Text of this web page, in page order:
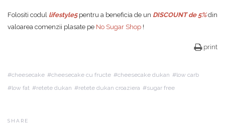
Folositi codul lifestyle5pentru a beneficia de un DISCOUNT de 5%din
valoarea comenzii plasate pe No Sugar Shop !
print
cheesecake cheesecake cu fructe cheesecake dukan
low carb
low fat
retete dukan retete dukan croaziera sugar free
SHARE